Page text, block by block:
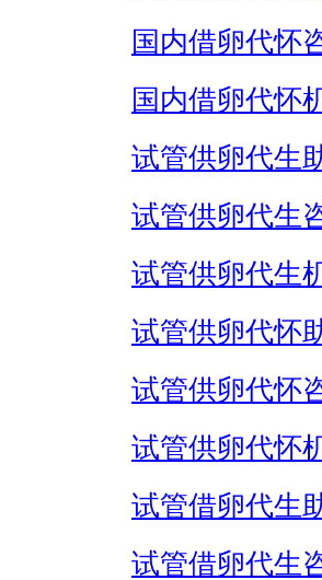
国内借卵代怀
国内借卵代怀
试管供卵代生
试管供卵代生
试管供卵代生
试管供卵代怀
试管供卵代怀
试管供卵代怀
试管借卵代生
试管借卵代生